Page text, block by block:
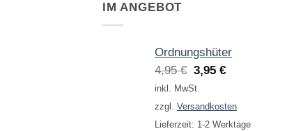
IM ANGEBOT
Ordnungshüter
4,95€ Ursprünglicher
Preis
war:
4,95 €
3,95 €Aktueller
3,95 €.
inkl. MwSt.
zzgl. Versandkosten
Lieferzeit: 1-2 Werktage